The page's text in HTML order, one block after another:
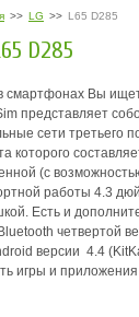
>> LG >> L65 D285
D285
смартфонах Вы
представляет
сети третьего
которого
(с
работы 4.3
Есть и
четвертой
версии 4.4
игры и